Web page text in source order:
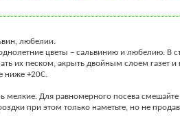
любелии.
цветы – сальвинию и любелию. В
их песком, акрыть двойным слоем газет и
ниже +20С.
мелкие. Для равномерного посева
при этом только наметьте, но не